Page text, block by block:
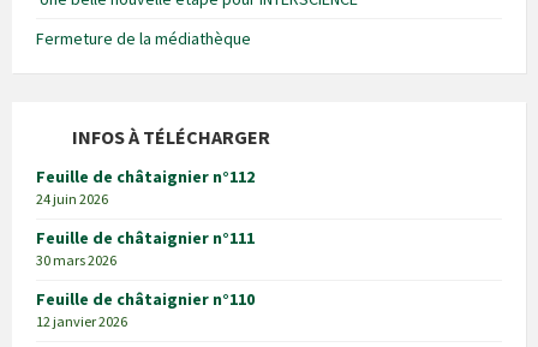
Fermeture de la médiathèque
INFOS À TÉLÉCHARGER
Feuille de châtaignier n°112
24 juin 2026
Feuille de châtaignier n°111
30 mars 2026
Feuille de châtaignier n°110
12 janvier 2026